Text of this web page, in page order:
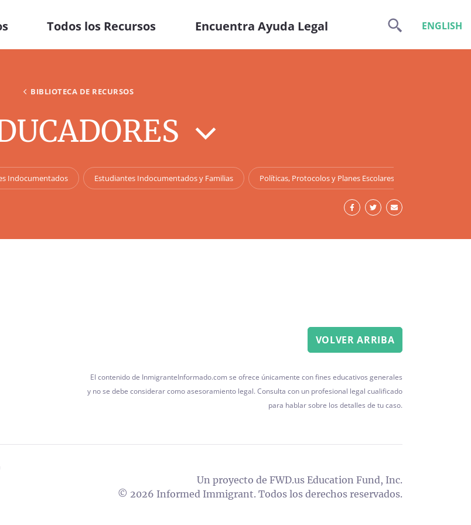
Todos los Recursos Encuentra Ayuda Legal ENGLISH
BIBLIOTECA DE RECURSOS
Indocumentados Estudiantes Indocumentados y Familias Políticas, Protocolos y Planes Escolares
VOLVER ARRIBA
El contenido de InmigranteInformado.com se ofrece únicamente con fines educativos generales
y no se debe considerar como asesoramiento legal. Consulta con un profesional legal cualificado
para hablar sobre los detalles de tu caso.
Un proyecto de FWD.us Education Fund, Inc.
© 2026 Informed Immigrant. Todos los derechos reservados.